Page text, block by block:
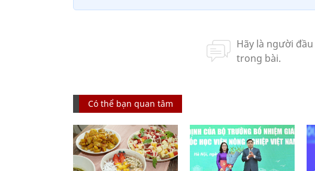
Có thể bạn quan tâm